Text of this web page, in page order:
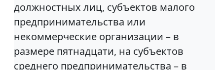
должностных лиц, субъектов малого
предпринимательства или
некоммерческие организации – в
размере пятнадцати, на субъектов
среднего предпринимательства – в